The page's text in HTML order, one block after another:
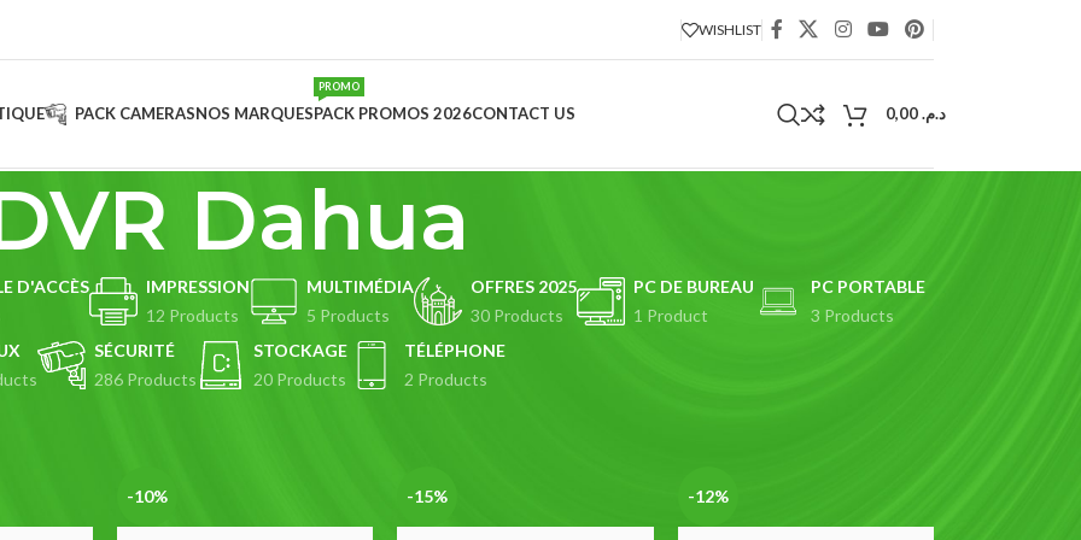
WISHLIST
PACK CAMERASNOS MARQUESPACK PROMOS 2026
PROMO
CONTACT US د.م.
Dahua
D'ACCÈS
IMPRESSION
12 Products
MULTIMÉDIA
5 Products
OFFRES 2025
30 Products
PC DE BUREAU
1 Product
PC PORTABLE
3 Products
SÉCURITÉ
286 Products
STOCKAGE
20 Products
TÉLÉPHONE
2 Products
-10% -15% -12%